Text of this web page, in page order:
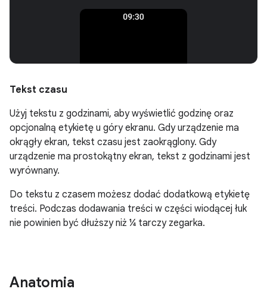
Tekst czasu
Użyj tekstu z godzinami, aby wyświetlić godzinę oraz
opcjonalną etykietę u góry ekranu. Gdy urządzenie ma
okrągły ekran, tekst czasu jest zaokrąglony. Gdy
urządzenie ma prostokątny ekran, tekst z godzinami jest
wyrównany.
Do tekstu z czasem możesz dodać dodatkową etykietę
treści. Podczas dodawania treści w części wiodącej łuk
nie powinien być dłuższy niż ¼ tarczy zegarka.
Anatomia